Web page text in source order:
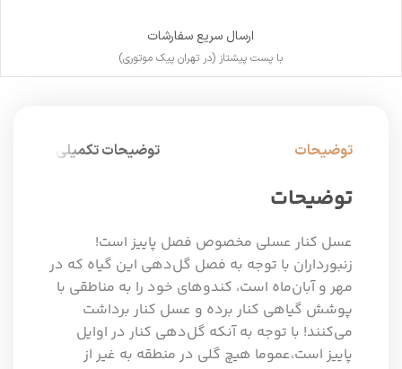
ارسال سریع سفارشات
با پست پیشتاز (در تهران پیک موتوری)
توضیحات توضیحات تکمیلی
توضیحات
عسل کنار عسلی مخصوص فصل پاییز است!
زنبورداران با توجه به فصل گل‌دهی این گیاه که در
مهر و آبان‌ماه است، کندوهای خود را به مناطقی با
پوشش گیاهی کنار برده و عسل کنار برداشت
می‌کنند! با توجه به آنکه گل‌دهی کنار در اوایل
پاییز است،عموما هیچ گلی در منطقه به غیر از